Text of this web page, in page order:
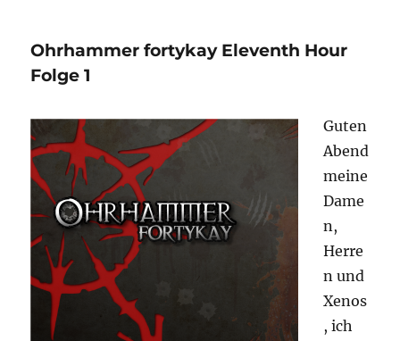
Ohrhammer fortykay Eleventh Hour
Folge 1
Guten
Abend
meine
Dame
n,
Herre
n und
Xenos
, ich